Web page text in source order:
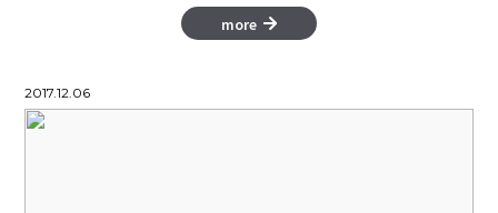
more
2017.12.06